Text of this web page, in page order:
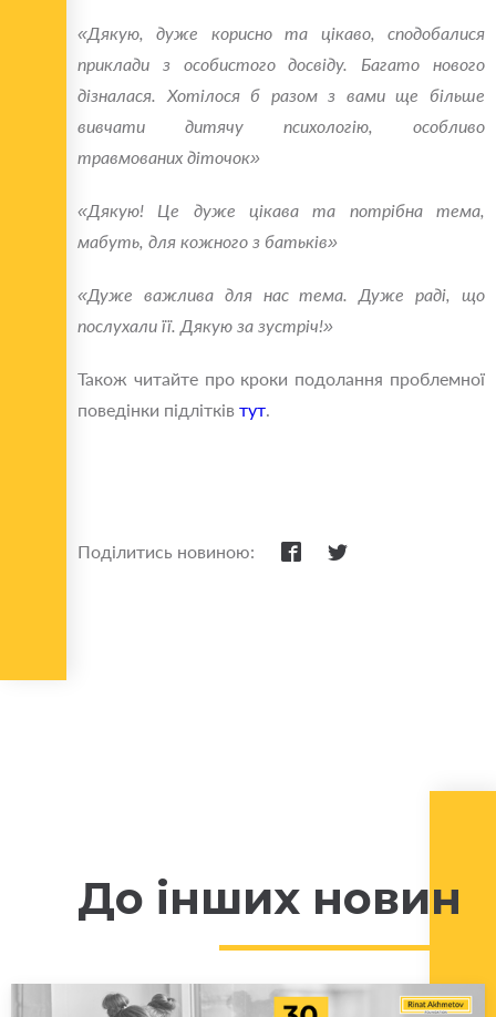
«Дякую, дуже корисно та цікаво, сподобалися
приклади з особистого досвіду. Багато нового
дізналася. Хотілося б разом з вами ще більше
вивчати дитячу психологію, особливо
травмованих діточок»
«Дякую! Це дуже цікава та потрібна тема,
мабуть, для кожного з батьків»
«Дуже важлива для нас тема. Дуже раді, що
послухали її. Дякую за зустріч!»
Також читайте про кроки подолання проблемної
поведінки підлітків тут.
Поділитись новиною:
До інших новин